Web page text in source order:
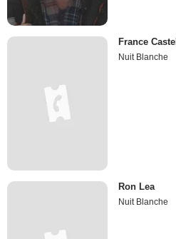
France Castel
Nuit Blanche
Ron Lea
Nuit Blanche